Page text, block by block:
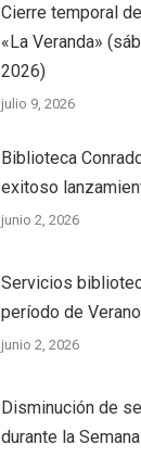
Cierre temporal
«La Veranda»
2026)
julio 9, 2026
Biblioteca
exitoso
junio 2, 2026
Servicios
período de
junio 2, 2026
Disminución de
durante la